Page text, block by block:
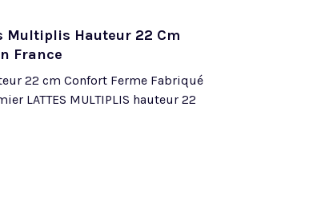
Multiplis Hauteur 22 Cm
France
22 cm Confort Ferme Fabriqué
LATTES MULTIPLIS hauteur 22